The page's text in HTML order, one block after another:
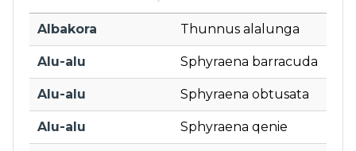
Nama Jenis Ikan
Nama Latin
Albakora Thunnus alalunga
Alu-alu Sphyraena barracuda
Alu-alu Sphyraena obtusata
Alu-alu Sphyraena qenie